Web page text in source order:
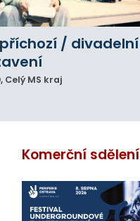
/ divadelní
, Celý MS kraj
Komerční sdělení